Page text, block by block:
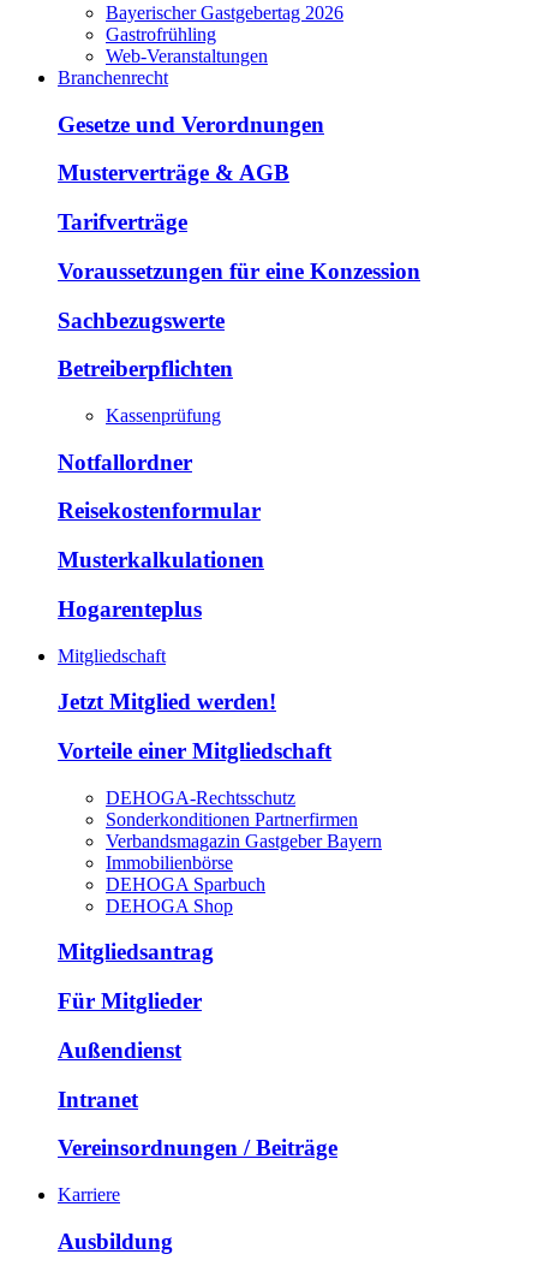
Bayerischer Gastgebertag 2026
Gastrofrühling
Web-Veranstaltungen
Branchenrecht
Gesetze und Verordnungen
Musterverträge & AGB
Tarifverträge
Voraussetzungen für eine Konzession
Sachbezugswerte
Betreiberpflichten
Kassenprüfung
Notfallordner
Reisekostenformular
Musterkalkulationen
Hogarenteplus
Mitgliedschaft
Jetzt Mitglied werden!
Vorteile einer Mitgliedschaft
DEHOGA-Rechtsschutz
Sonderkonditionen Partnerfirmen
Verbandsmagazin Gastgeber Bayern
Immobilienbörse
DEHOGA Sparbuch
DEHOGA Shop
Mitgliedsantrag
Für Mitglieder
Außendienst
Intranet
Vereinsordnungen / Beiträge
Karriere
Ausbildung